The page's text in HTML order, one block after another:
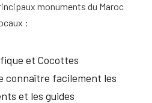
monuments du Maroc
:
et Cocottes
connaître facilement les
et les guides